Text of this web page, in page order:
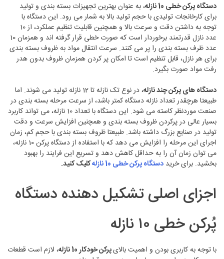
دستگاه پرکن خطی 10 نازله
، به عنوان بهترین تجهیزات بسته بندی و تولید
برای کارخانجات تولیدی با حجم تولید بالا به شمار می رود. این دستگاه با
توجه به داشتن دقت و سرعت بالا و همچنین قابلیت تنظیم عملکرد، از 10
عدد نازل قدرتمند برخوردار است که صورت خطی قرار گرفته اند و همزمان 10
عدد ظرف بسته بندی را پر می کنند. سرعت انتقال مواد به ظروف بسته بندی
برای هر نازل، قابل تنظیم است تا امکان پر کردن همزمان ظروف بدون هدر
رفت مواد صورت بگیرد.
دستگاه های پرکن چند نازله
، در نوع تک نازله تا 12 نازله تولید می شوند. اما
طبیعتا هرچقدر تعداد نازله دستگاه کمتر باشد، از سرعت مرحله بسته بندی در
صنعت موردنظر کاسته می شود. این دستگاه با تعداد 10 نازله، می تواند کاربرد
بسیار عالی در پرکردن ظروف بسته بندی و همچنین افزایش سرعت و دقت
تولید در صنایع بزرگ داشته باشد. طبیعتا ظروف بسته بندی با حجم کم، زمان
اجرای این مرحله را افزایش می دهد که با استفاده از دستگاه پرکن 10 نازله،
می توان زمان آن را به حداقل کاهش دهد و تسریع این فرایند را بهبود
بخشید. برای خرید دستگاه پرکن خطی 10 نازله کلیک کنید.
اجزای اصلی تشکیل ‌دهنده دستگاه
پُرکن خطی ۱۰ نازله
با توجه به کاربری بودن و اهمیت بالایپرکن خودکار 10 نازله
، لازم است قطعات